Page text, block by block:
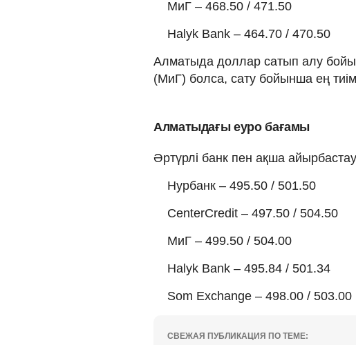
МиГ – 468.50 / 471.50
Halyk Bank – 464.70 / 470.50
Алматыда доллар сатып алу
(МиГ) болса, сату бойынша ең
Алматыдағы еуро бағамы
Әртүрлі банк пен ақша
Нурбанк – 495.50 / 501.50
CenterCredit – 497.50 / 504.50
МиГ – 499.50 / 504.00
Halyk Bank – 495.84 / 501.34
Som Exchange – 498.00 / 503.00
СВЕЖАЯ ПУБЛИКАЦИЯ ПО ТЕМЕ: